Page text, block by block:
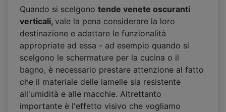
Quando si scelgono tende venete oscuranti
verticali, vale la pena considerare la loro
destinazione e adattare le funzionalità
appropriate ad essa - ad esempio quando si
scelgono le schermature per la cucina o il
bagno, è necessario prestare attenzione al fatto
che il materiale delle lamelle sia resistente
all'umidità e alle macchie. Altrettanto
importante è l'effetto visivo che vogliamo